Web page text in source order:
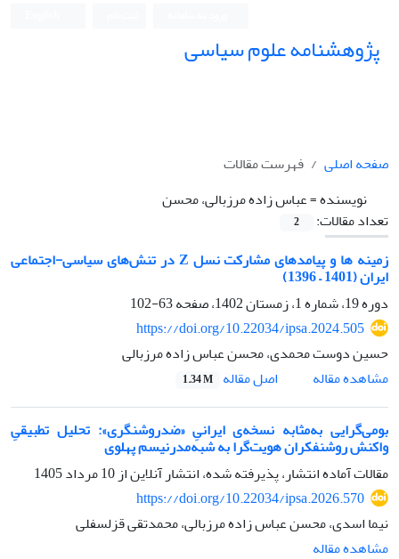
پژوهشنامه علوم سیاسی
صفحه اصلی
فهرست مقالات
نویسنده =عباس زاده مرزبالی، محسن
تعداد مقالات:
2
زمینه ها و پیامدهای مشارکت نسل Z در تنش‌های سیاسی-اجتماعی
ایران (1401 – 1396)
دوره 19، شماره 1، زمستان 1402، صفحه
63-102
https://doi.org/10.22034/ipsa.2024.505
حسین دوست محمدی، محسن عباس زاده مرزبالی
مشاهده مقاله
اصل مقاله 1.34 M
بومی‌گرایی به‌مثابه نسخه‌ی ایرانیِ «ضدروشنگری»: تحلیل تطبیقیِ
واکنش روشنفکران هویت‌گرا به شبه‌مدرنیسم پهلوی
مقالات آماده انتشار، پذیرفته شده، انتشار آنلاین از10 مرداد 1405
https://doi.org/10.22034/ipsa.2026.570
نیما اسدی، محسن عباس زاده مرزبالی، محمدتقی قزلسفلی
مشاهده مقاله